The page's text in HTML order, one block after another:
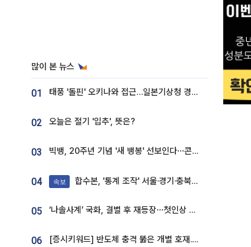
많이 본 뉴스
01 태풍 '돌핀' 오키나와 접근…일본기상청 경로 업데이트
02 오늘은 절기 '입추', 뜻은?
03 빅뱅, 20주년 기념 '새 뱅봉' 선보인다⋯콘서트 앞두고 팝업 개최
04 속보 합수본, '통계 조작' 서울·경기·충북 선관위 등 추가 압수수색
05 ‘나솔사계’ 국화, 결별 후 재등장⋯첫인상 투표 휩쓸고 ‘인기녀’ 등극
06 [증시키워드] 반도체 충격 뚫은 개별 호재...포스코퓨처엠·에코프로·한화솔루션 '눈길'